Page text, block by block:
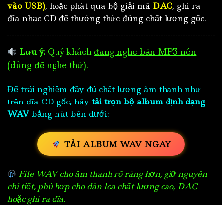
vào USB), hoặc phát qua bộ giải mã DAC, ghi ra
đĩa nhạc CD để thưởng thức đúng chất lượng gốc.
Lưu ý: Quý khách đang nghe bản MP3 nén
(dùng để nghe thử).
Để trải nghiệm đầy đủ chất lượng âm thanh như
trên đĩa CD gốc, hãy tải trọn bộ album định dạng
WAV bằng nút bên dưới:
TẢI ALBUM WAV NGAY
File WAV cho âm thanh rõ ràng hơn, giữ nguyên
chi tiết, phù hợp cho dàn loa chất lượng cao, DAC
hoặc ghi ra đĩa.